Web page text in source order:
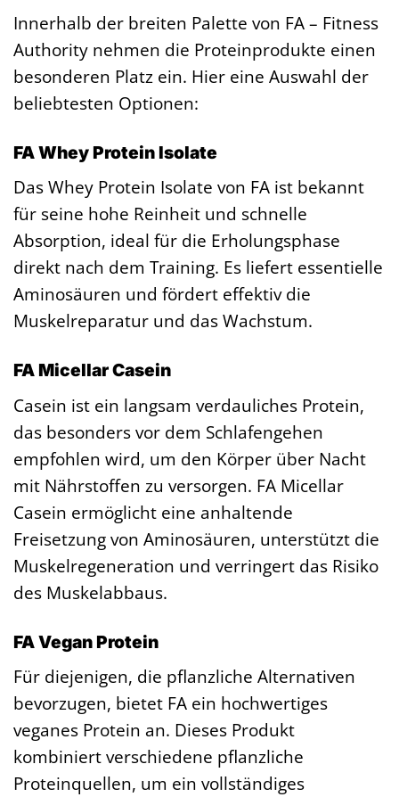
Innerhalb der breiten Palette von FA – Fitness
Authority nehmen die Proteinprodukte einen
besonderen Platz ein. Hier eine Auswahl der
beliebtesten Optionen:
FA Whey Protein Isolate
Das Whey Protein Isolate von FA ist bekannt
für seine hohe Reinheit und schnelle
Absorption, ideal für die Erholungsphase
direkt nach dem Training. Es liefert essentielle
Aminosäuren und fördert effektiv die
Muskelreparatur und das Wachstum.
FA Micellar Casein
Casein ist ein langsam verdauliches Protein,
das besonders vor dem Schlafengehen
empfohlen wird, um den Körper über Nacht
mit Nährstoffen zu versorgen. FA Micellar
Casein ermöglicht eine anhaltende
Freisetzung von Aminosäuren, unterstützt die
Muskelregeneration und verringert das Risiko
des Muskelabbaus.
FA Vegan Protein
Für diejenigen, die pflanzliche Alternativen
bevorzugen, bietet FA ein hochwertiges
veganes Protein an. Dieses Produkt
kombiniert verschiedene pflanzliche
Proteinquellen, um ein vollständiges